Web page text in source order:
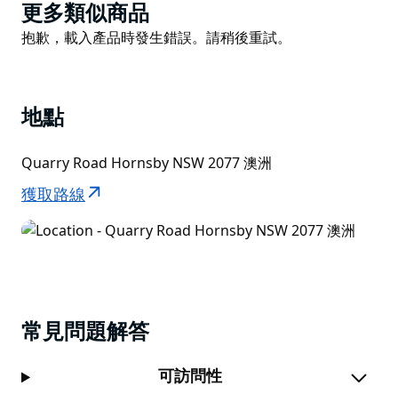
Product
List
更多類似商品
Product
抱歉，載入產品時發生錯誤。請稍後重試。
地點
Quarry Road Hornsby NSW 2077 澳洲
獲取路線
常見問題解答
可訪問性